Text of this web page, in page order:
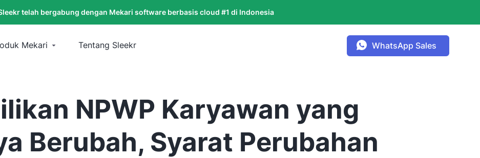
telah bergabung dengan Mekari software berbasis cloud #1 di Indonesia
Mekari Tentang Sleekr WhatsApp Sales
NPWP Karyawan yang
Berubah, Syarat Perubahan